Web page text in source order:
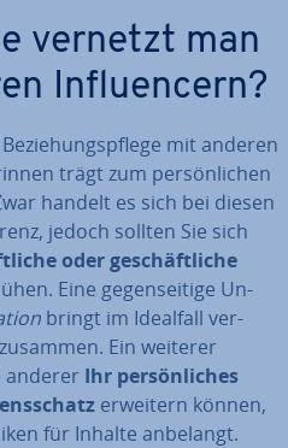
vernetzt man
In­fluen­cern?
mit anderen
trägt zum per­sön­li­chen
handelt es sich bei diesen
jedoch sollten Sie sich
oder ge­schäft­li­che
Eine ge­gen­sei­ti­ge Un­
bringt im Idealfall ver­
Ein weiterer
anderer Ihr per­sön­li­ches
erweitern können,
für Inhalte anbelangt.